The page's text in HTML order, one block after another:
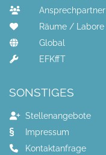
Ansprechpartner
Räume / Labore
Global
EFKffT
SONSTIGES
Stellenangebote
Impressum
Kontaktanfrage